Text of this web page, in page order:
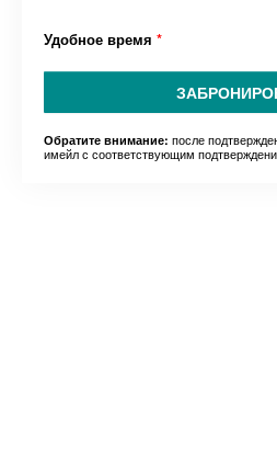
Удобное время *
Обратите внимание: после
имейл с соответствующим